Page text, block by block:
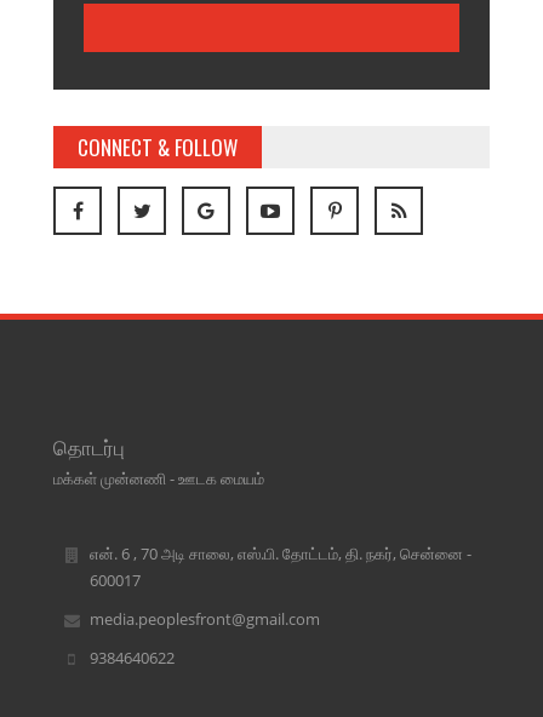
CONNECT & FOLLOW
தொடர்பு
மக்கள் முன்னணி - ஊடக மையம்
என். 6 , 70 அடி சாலை, எஸ்.பி. தோட்டம், தி. நகர், சென்னை -
600017
media.peoplesfront@gmail.com
9384640622